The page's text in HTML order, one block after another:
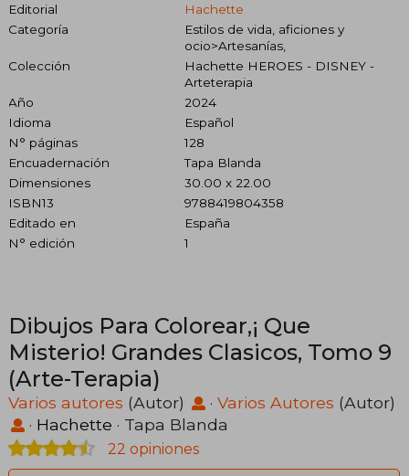
Editorial
Hachette
Categoría
Estilos de vida, aficiones y
ocio>Artesanías,
Colección
Hachette HEROES - DISNEY -
Arteterapia
Año
2024
Idioma
Español
N° páginas
128
Encuadernación
Tapa Blanda
Dimensiones
30.00 x 22.00
ISBN13
9788419804358
Editado en
España
N° edición
1
Dibujos Para Colorear,¡ Que
Misterio! Grandes Clasicos, Tomo 9
(Arte-Terapia)
Varios autores (Autor) · Varios Autores (Autor)
· Hachette · Tapa Blanda
22 opiniones